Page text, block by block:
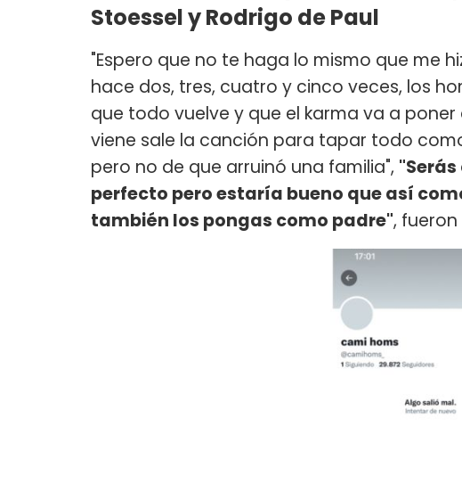
Stoessel y Rodrigo de Paul
"Espero que no te haga lo mismo que me
hace dos, tres, cuatro y cinco veces, los
que todo vuelve y que el karma va a
viene sale la canción para tapar todo
pero no de que arruinó una familia",
perfecto pero estaría bueno que así
también los pongas como padre",